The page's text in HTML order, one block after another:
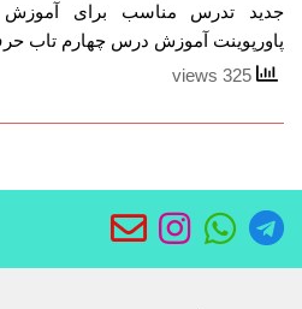
جدید تدرس مناسب برای
پاورپوینت آموزش درس چهارم تاب